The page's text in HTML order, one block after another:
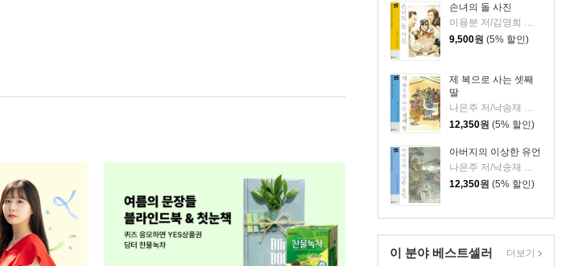
손녀의 돌 사진
이용분 저/김영희 그림
9,500원 (5% 할인)
제 복으로 사는 셋째
딸
나은주 저/낙송재 그림
12,350원 (5% 할인)
아버지의 이상한 유언
12,350원 (5% 할인)
이 분야 베스트셀러 더보기